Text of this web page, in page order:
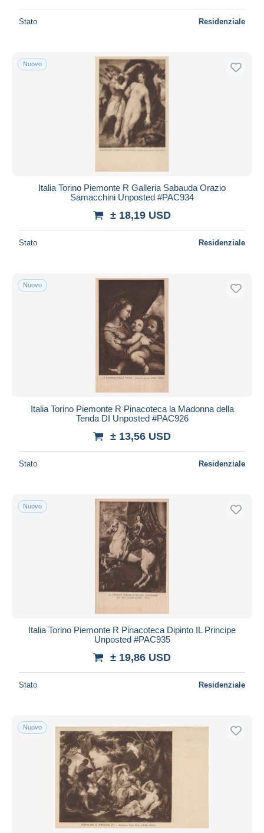
Stato Residenziale
Nuovo
Italia Torino Piemonte R Galleria Sabauda Orazio
Samacchini Unposted #PAC934
± 18,19 USD
Stato Residenziale
Nuovo
Italia Torino Piemonte R Pinacoteca la Madonna della
Tenda DI Unposted #PAC926
± 13,56 USD
Stato Residenziale
Nuovo
Italia Torino Piemonte R Pinacoteca Dipinto IL Principe
Unposted #PAC935
± 19,86 USD
Stato Residenziale
Nuovo